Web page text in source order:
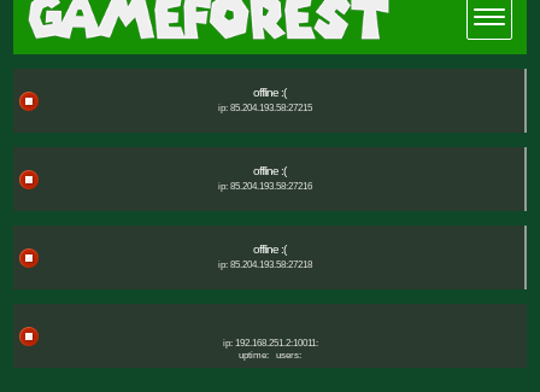
offline :(
ip: 85.204.193.58:27215
offline :(
ip: 85.204.193.58:27216
offline :(
ip: 85.204.193.58:27218
ip: 192.168.251.2:10011:
uptime:
users: